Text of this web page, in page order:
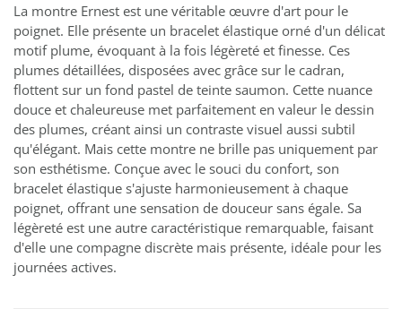
La montre Ernest est une véritable œuvre d'art pour le
poignet. Elle présente un bracelet élastique orné d'un délicat
motif plume, évoquant à la fois légèreté et finesse. Ces
plumes détaillées, disposées avec grâce sur le cadran,
flottent sur un fond pastel de teinte saumon. Cette nuance
douce et chaleureuse met parfaitement en valeur le dessin
des plumes, créant ainsi un contraste visuel aussi subtil
qu'élégant. Mais cette montre ne brille pas uniquement par
son esthétisme. Conçue avec le souci du confort, son
bracelet élastique s'ajuste harmonieusement à chaque
poignet, offrant une sensation de douceur sans égale. Sa
légèreté est une autre caractéristique remarquable, faisant
d'elle une compagne discrète mais présente, idéale pour les
journées actives.